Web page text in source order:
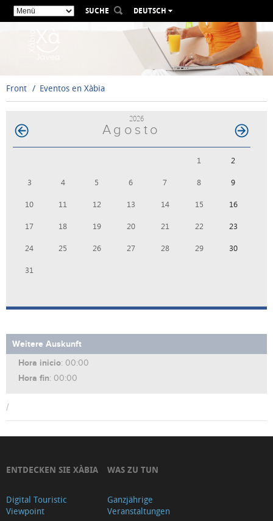
SUCHE
DEUTSCH
ESPAÑOL
VALENCIÀ
Front Eventos en Xàbia
2026
Agosto
1 2
3 4 5 6 7 8 9
10 11 12 13 14 15 16
17 18 19 20 21 22 23
24 25 26 27 28 29 30
31
Weitere Auskunft
Hora inicio: 00:00
Hora fin: 00:00
/
ENTDECKEN SIE XÀBIA
Digital Touristic
Viewpoint
WAS ZU TUN
Ganzjährige
Veranstaltungen